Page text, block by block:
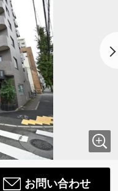
お問い合わせ